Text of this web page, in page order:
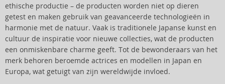
ethische productie – de producten worden niet op dieren
getest en maken gebruik van geavanceerde technologieën in
harmonie met de natuur. Vaak is traditionele Japanse kunst en
cultuur de inspiratie voor nieuwe collecties, wat de producten
een onmiskenbare charme geeft. Tot de bewonderaars van het
merk behoren beroemde actrices en modellen in Japan en
Europa, wat getuigt van zijn wereldwijde invloed.